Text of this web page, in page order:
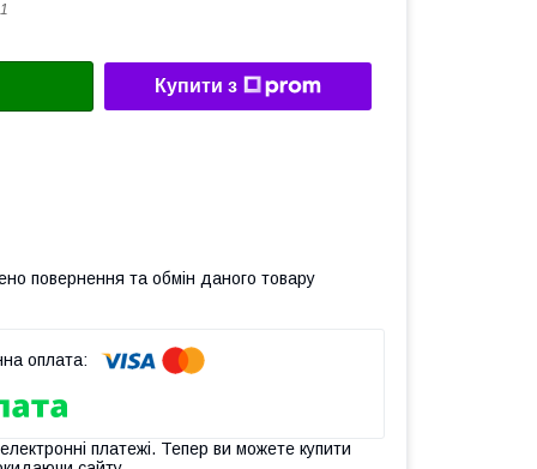
Купити з
повернення та обмін даного товару
платежі. Тепер ви можете купити